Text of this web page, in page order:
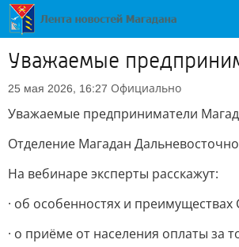
Уважаемые
25 мая 2026, 16:27 Официально
Уважаемые предприниматели
Отделение Магадан
На вебинаре эксперты расскажут:
· об особенностях и
· о приёме от населения оплаты за